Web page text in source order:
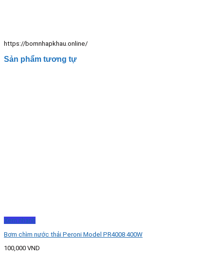
https://bomnhapkhau.online/
Sản phẩm tương tự
Xem nhanh
Bơm chìm nước thải Peroni Model PR4008 400W
100,000 VND